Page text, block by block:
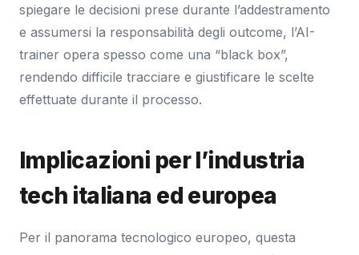
spiegare le decisioni prese durante l’addestramento
e assumersi la responsabilità degli outcome, l’AI-
trainer opera spesso come una “black box”,
rendendo difficile tracciare e giustificare le scelte
effettuate durante il processo.
Implicazioni per l’industria
tech italiana ed europea
Per il panorama tecnologico europeo, questa